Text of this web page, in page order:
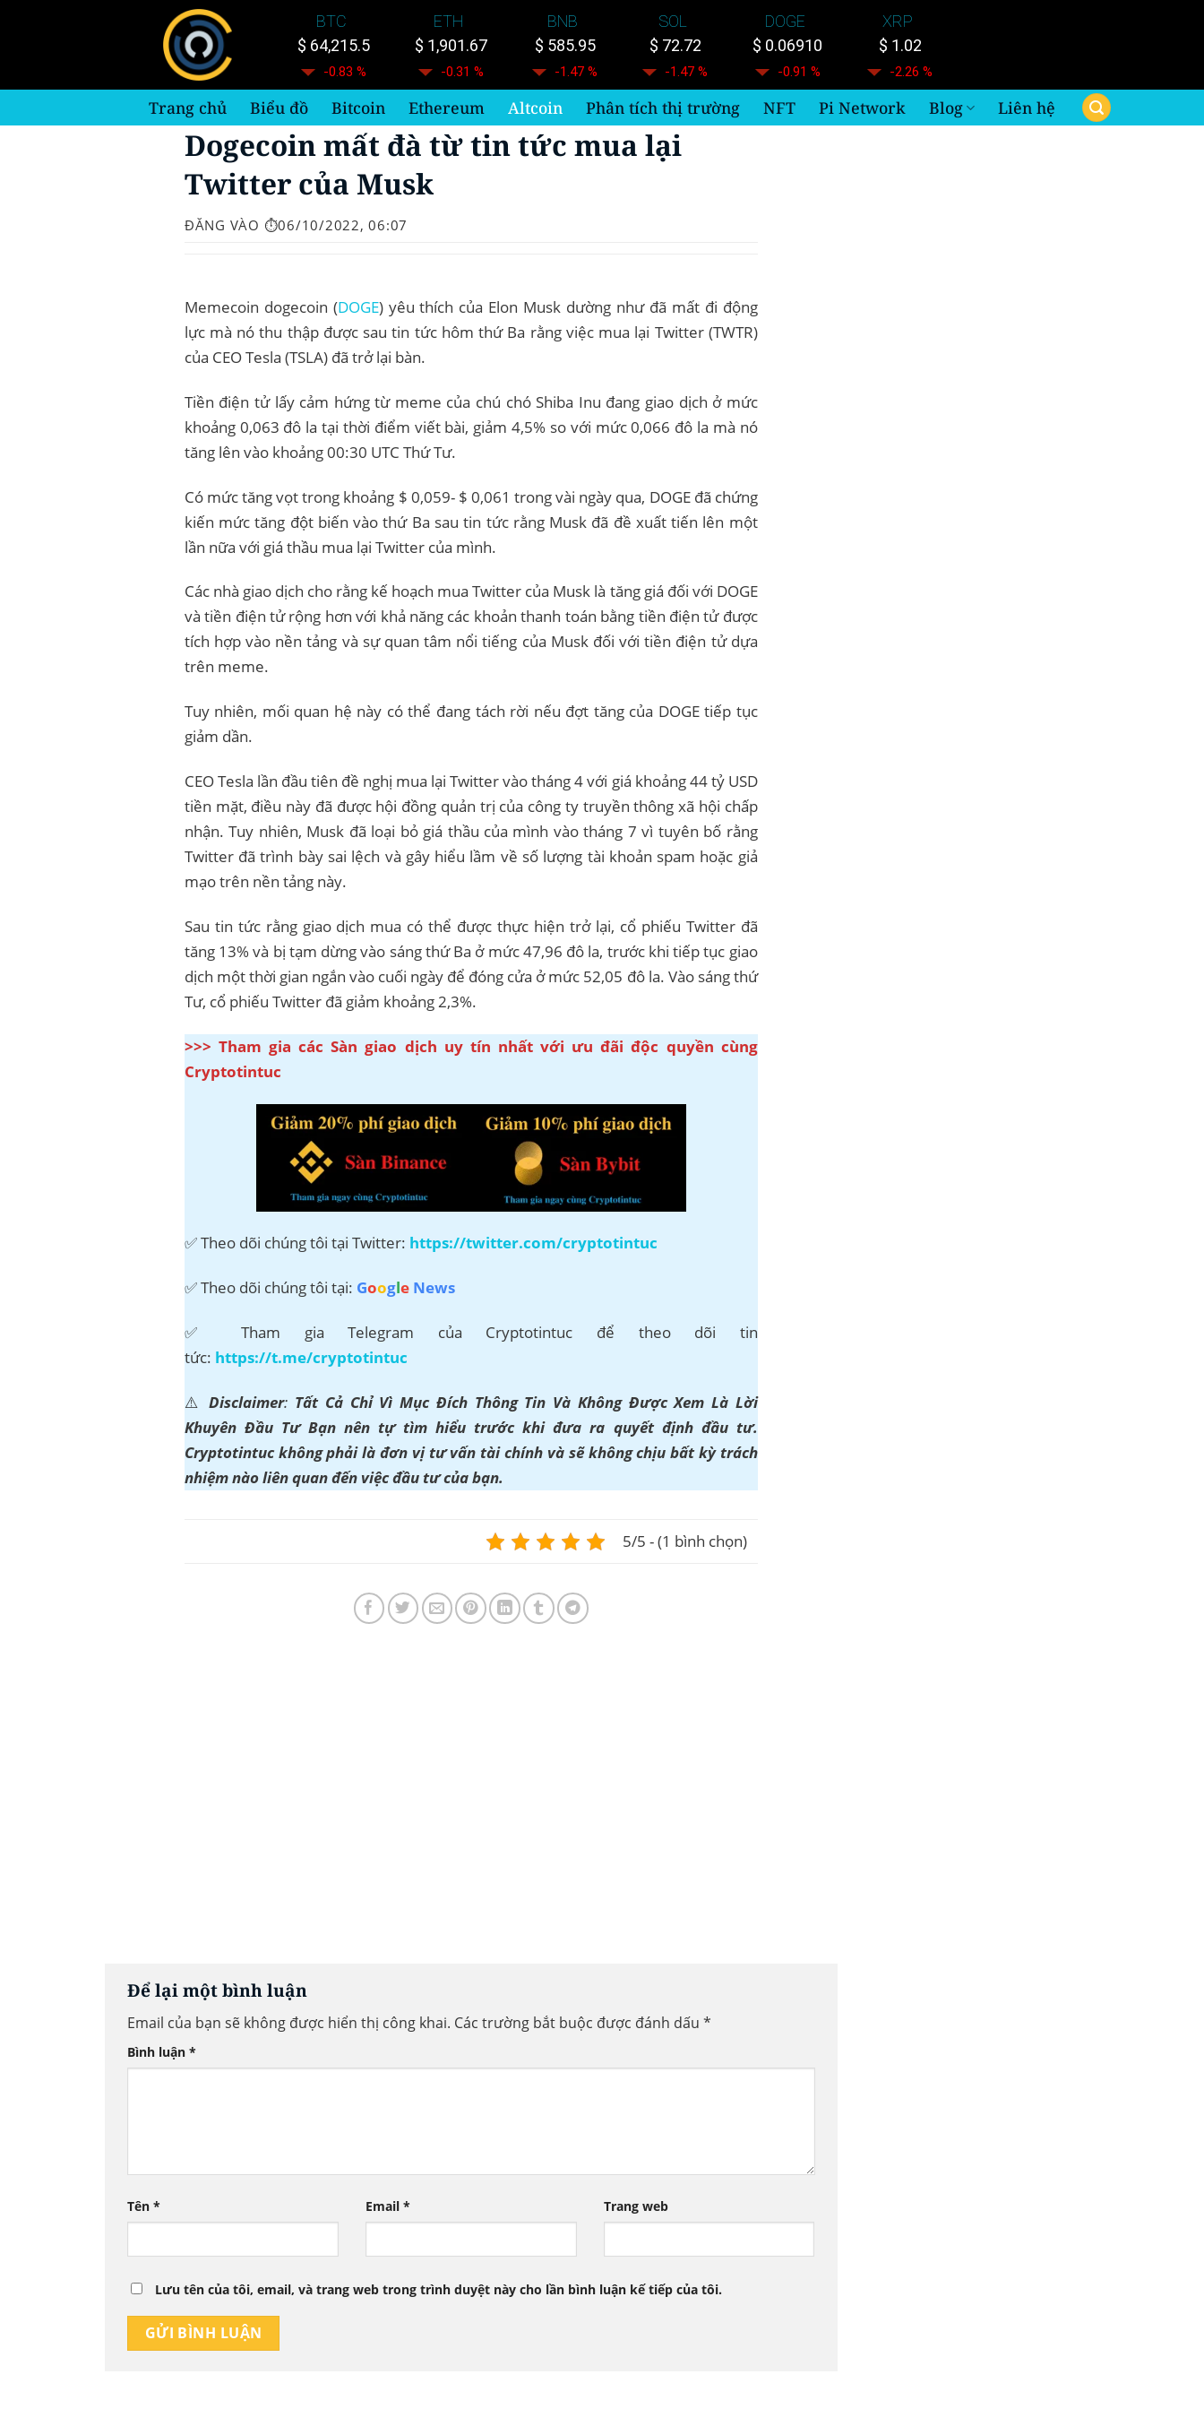
BTC
$ 64,215.5
-0.83 %
ETH
$ 1,901.67
-0.31 %
BNB
$ 585.95
-1.47 %
SOL
$ 72.72
-1.47 %
DOGE
$ 0.06910
-0.91 %
XRP
$ 1.02
-2.26 %
Trang chủ Biểu đồ Bitcoin Ethereum Altcoin Phân tích thị trường NFT Pi Network Blog Liên hệ
Dogecoin mất đà từ tin tức mua lại
Twitter của Musk
ĐĂNG VÀO ⏱️06/10/2022, 06:07
Memecoin dogecoin (DOGE) yêu thích của Elon Musk dường như đã mất đi động
lực mà nó thu thập được sau tin tức hôm thứ Ba rằng việc mua lại Twitter (TWTR)
của CEO Tesla (TSLA) đã trở lại bàn.
Tiền điện tử lấy cảm hứng từ meme của chú chó Shiba Inu đang giao dịch ở mức
khoảng 0,063 đô la tại thời điểm viết bài, giảm 4,5% so với mức 0,066 đô la mà nó
tăng lên vào khoảng 00:30 UTC Thứ Tư.
Có mức tăng vọt trong khoảng $ 0,059- $ 0,061 trong vài ngày qua, DOGE đã chứng
kiến ​​mức tăng đột biến vào thứ Ba sau tin tức rằng Musk đã đề xuất tiến lên một
lần nữa với giá thầu mua lại Twitter của mình.
Các nhà giao dịch cho rằng kế hoạch mua Twitter của Musk là tăng giá đối với DOGE
và tiền điện tử rộng hơn với khả năng các khoản thanh toán bằng tiền điện tử được
tích hợp vào nền tảng và sự quan tâm nổi tiếng của Musk đối với tiền điện tử dựa
trên meme.
Tuy nhiên, mối quan hệ này có thể đang tách rời nếu đợt tăng của DOGE tiếp tục
giảm dần.
CEO Tesla lần đầu tiên đề nghị mua lại Twitter vào tháng 4 với giá khoảng 44 tỷ USD
tiền mặt, điều này đã được hội đồng quản trị của công ty truyền thông xã hội chấp
nhận. Tuy nhiên, Musk đã loại bỏ giá thầu của mình vào tháng 7 vì tuyên bố rằng
Twitter đã trình bày sai lệch và gây hiểu lầm về số lượng tài khoản spam hoặc giả
mạo trên nền tảng này.
Sau tin tức rằng giao dịch mua có thể được thực hiện trở lại, cổ phiếu Twitter đã
tăng 13% và bị tạm dừng vào sáng thứ Ba ở mức 47,96 đô la, trước khi tiếp tục giao
dịch một thời gian ngắn vào cuối ngày để đóng cửa ở mức 52,05 đô la. Vào sáng thứ
Tư, cổ phiếu Twitter đã giảm khoảng 2,3%.
>>> Tham gia các Sàn giao dịch uy tín nhất với ưu đãi độc quyền cùng
Cryptotintuc
✅ Theo dõi chúng tôi tại Twitter: https://twitter.com/cryptotintuc
✅ Theo dõi chúng tôi tại: Google News
✅ Tham gia Telegram của Cryptotintuc để theo dõi tin
tức: https://t.me/cryptotintuc
⚠️Disclaimer: Tất Cả Chỉ Vì Mục Đích Thông Tin Và Không Được Xem Là Lời
Khuyên Đầu Tư Bạn nên tự tìm hiểu trước khi đưa ra quyết định đầu tư.
Cryptotintuc không phải là đơn vị tư vấn tài chính và sẽ không chịu bất kỳ trách
nhiệm nào liên quan đến việc đầu tư của bạn.
5/5 - (1 bình chọn)
Để lại một bình luận
Email của bạn sẽ không được hiển thị công khai. Các trường bắt buộc được đánh dấu *
Bình luận *
Tên * Email * Trang web
Lưu tên của tôi, email, và trang web trong trình duyệt này cho lần bình luận kế tiếp của tôi.